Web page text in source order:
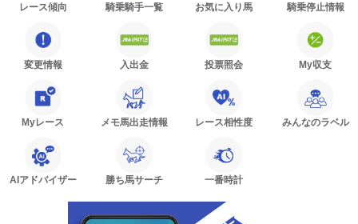
レース傾向 騎乗騎手一覧 お気に入り馬 騎乗停止情報
変更情報 入出金 投票照会 My収支
Myレース メモ馬出走情報 レース相性度 みんなのラベル
AIアドバイザー 勝ち馬サーチ 一番時計